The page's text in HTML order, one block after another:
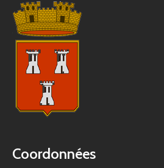
Coordonnées